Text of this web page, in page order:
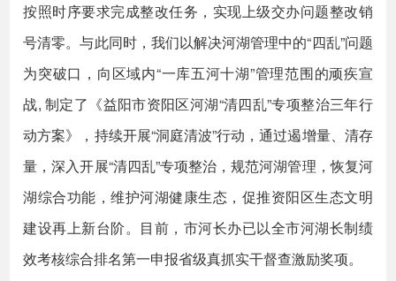
按照时序要求完成整改任务，实现上级交办问题整改销
号清零。与此同时，我们以解决河湖管理中的“四乱”问题
为突破口，向区域内“一库五河十湖”管理范围的顽疾宣
战, 制定了《益阳市资阳区河湖“清四乱”专项整治三年行
动方案》，持续开展“洞庭清波”行动，通过遏增量、清存
量，深入开展“清四乱”专项整治，规范河湖管理，恢复河
湖综合功能，维护河湖健康生态，促推资阳区生态文明
建设再上新台阶。目前，市河长办已以全市河湖长制绩
效考核综合排名第一申报省级真抓实干督查激励奖项。